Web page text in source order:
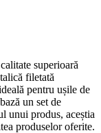
superioară
filetată
pentru ușile de
un set de
unui produs, aceștia
produselor oferite.